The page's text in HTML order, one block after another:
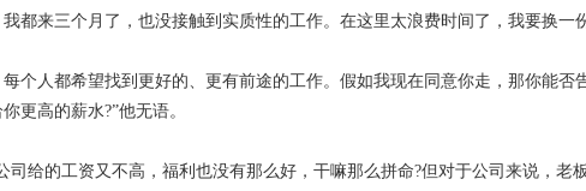
都来三个月了，也没接触到实质性的工作。在这里太浪费时间了，我要换一
个人都希望找到更好的、更有前途的工作。假如我现在同意你走，那你能否
更高的薪水?”他无语。
司给的工资又不高，福利也没有那么好，干嘛那么拼命?但对于公司来说，老